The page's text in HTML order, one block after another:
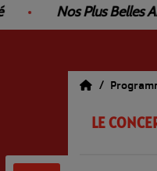
Nos Plus Belles
LE